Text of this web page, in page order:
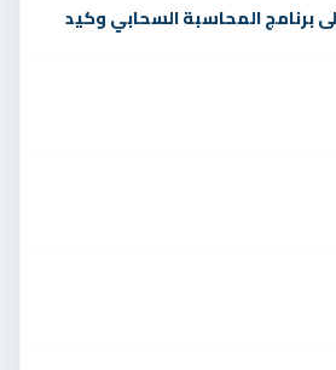
برنامج المحاسبة السحابي وكيد